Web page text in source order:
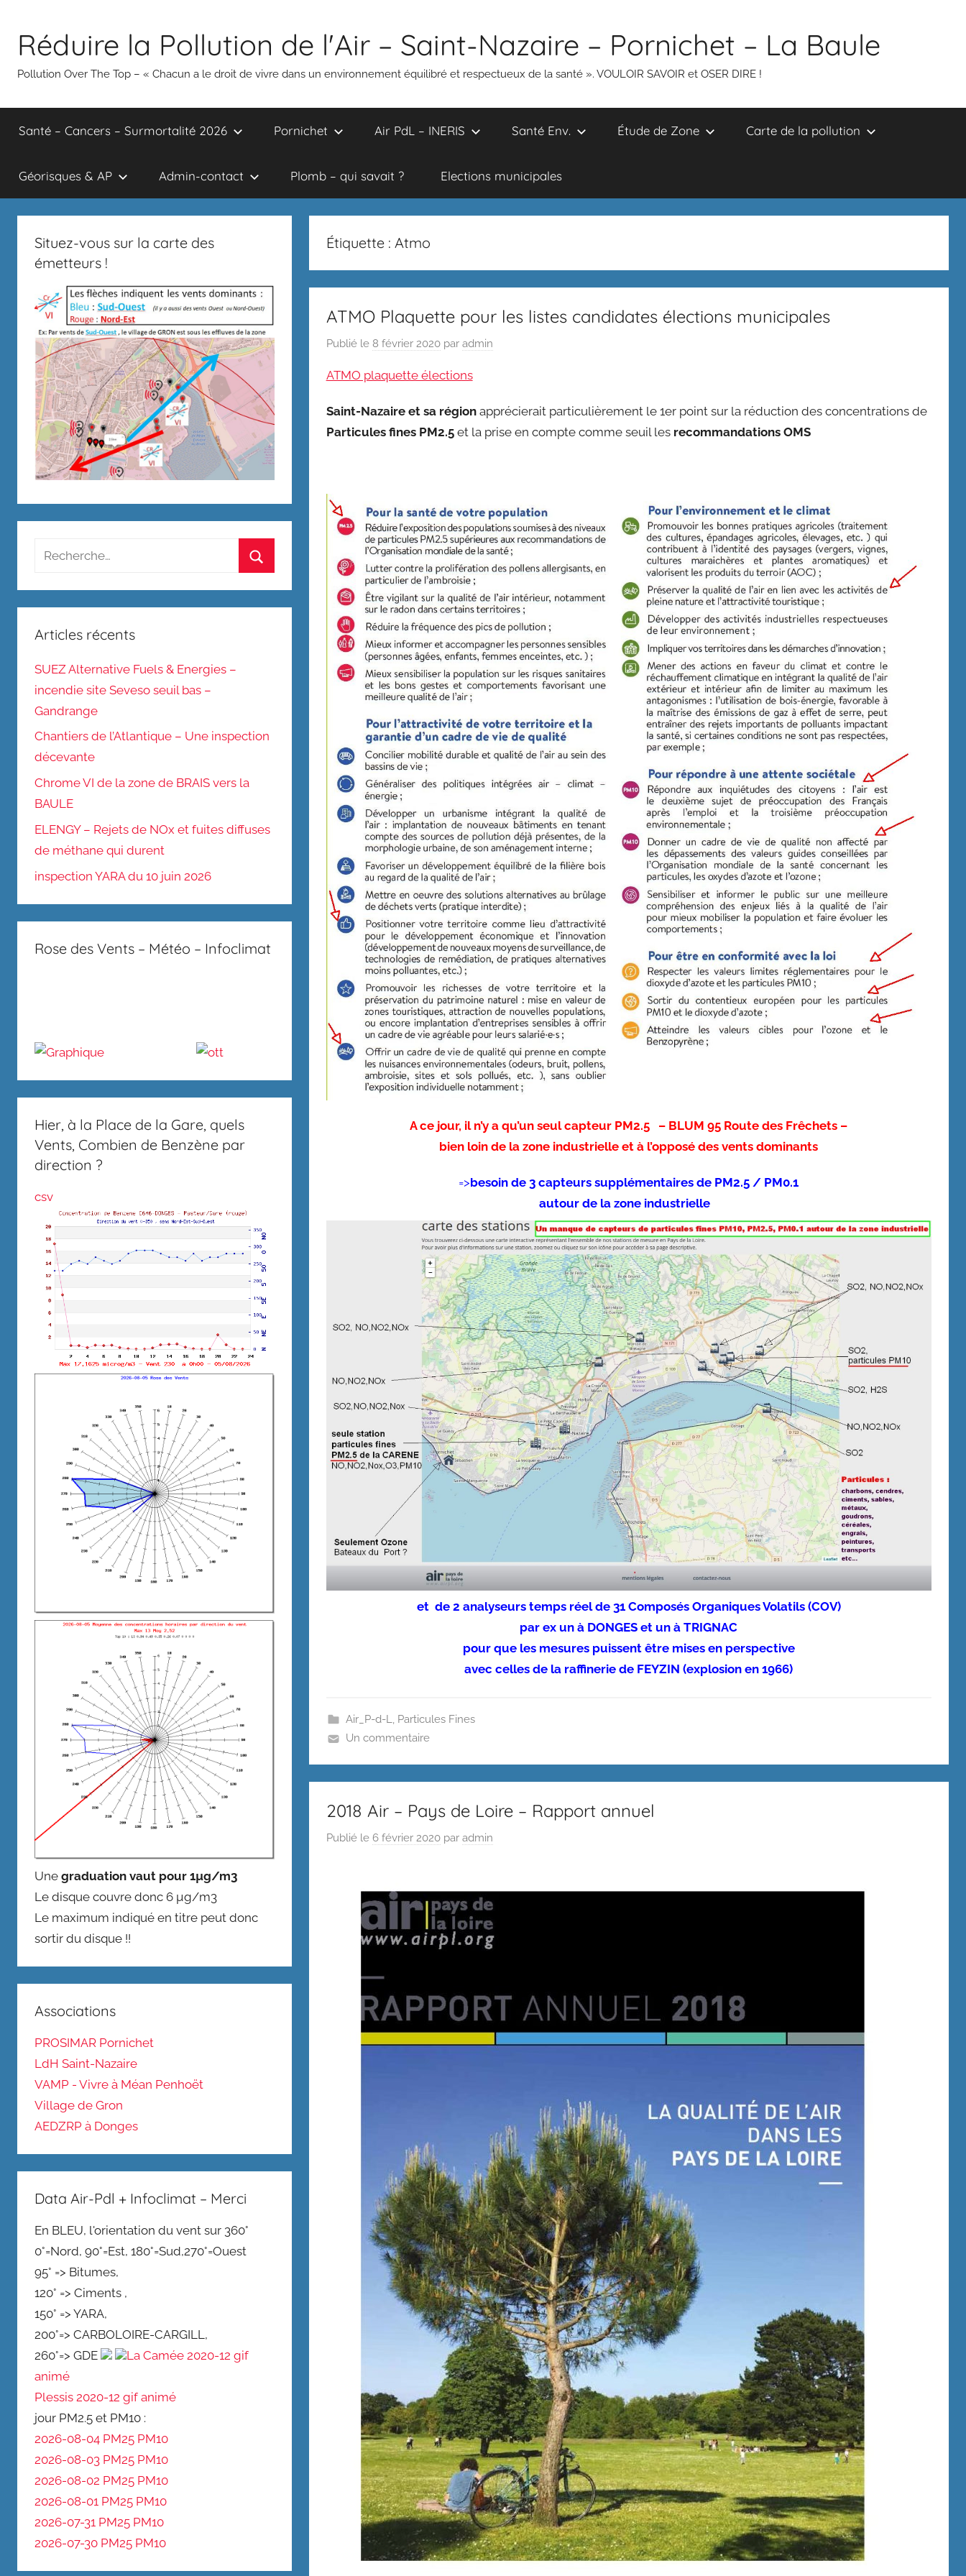
contenu
Réduire la Pollution de l'Air – Saint-Nazaire – Pornichet – La Baule
Pollution Over The Top – « Chacun a le droit de vivre dans un environnement équilibré et respectueux de la santé ». VOULOIR SAVOIR et OSER DIRE !
Santé – Cancers – Surmortalité 2026 Pornichet Air PdL – INERIS Santé Env. Étude de Zone Carte de la pollution
Géorisques & AP Admin-contact Plomb – qui savait ? Elections municipales
Étiquette : Atmo
ATMO Plaquette pour les listes candidates élections municipales
Publié le 8 février 2020par admin
ATMO plaquette élections
Saint-Nazaire et sa régionapprécierait particulièrement le 1er point sur la réduction des concentrations de
Particules fines PM2.5et la prise en compte comme seuil les recommandations OMS
A ce jour, il n’y a qu’un seul capteur PM2.5 – BLUM 95 Route des Frêchets –
bien loin de la zone industrielle et à l’opposé des vents dominants
=>besoin de 3 capteurs supplémentaires de PM2.5 / PM0.1
autour de la zone industrielle
et de 2 analyseurs temps réel de 31 Composés Organiques Volatils (COV)
par ex un à DONGES et un à TRIGNAC
pour que les mesures puissent être mises en perspective
avec celles de la raffinerie de FEYZIN (explosion en 1966)
Air_P-d-L, Particules Fines
Un commentaire
2018 Air – Pays de Loire – Rapport annuel
Publié le 6 février 2020par admin
Situez-vous sur la carte des
émetteurs !
Recherche
:
Articles récents
SUEZ Alternative Fuels & Energies –
incendie site Seveso seuil bas –
Gandrange
Chantiers de l’Atlantique – Une inspection
décevante
Chrome VI de la zone de BRAIS vers la
BAULE
ELENGY – Rejets de NOx et fuites diffuses
de méthane qui durent
inspection YARA du 10 juin 2026
Rose des Vents – Météo – Infoclimat
Hier, à la Place de la Gare, quels
Vents, Combien de Benzène par
direction ?
csv
Une graduation vaut pour 1µg/m3
Le disque couvre donc 6 µg/m3
Le maximum indiqué en titre peut donc
sortir du disque !!
Associations
PROSIMAR Pornichet
LdH Saint-Nazaire
VAMP - Vivre à Méan Penhoët
Village de Gron
AEDZRP à Donges
Data Air-Pdl + Infoclimat – Merci
En BLEU, l'orientation du vent sur 360°
0°=Nord, 90°=Est, 180°=Sud,270°=Ouest
95° => Bitumes,
120° => Ciments ,
150° => YARA,
200°=> CARBOLOIRE-CARGILL,
260°=> GDE
La Camée 2020-12 gif
animé
Plessis 2020-12 gif animé
jour PM2.5 et PM10 :
2026-08-04 PM25 PM10
2026-08-03 PM25 PM10
2026-08-02 PM25 PM10
2026-08-01 PM25 PM10
2026-07-31 PM25 PM10
2026-07-30 PM25 PM10